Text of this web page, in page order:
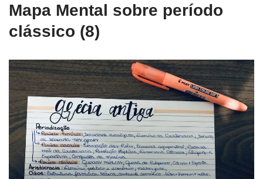
Mapa Mental sobre período
clássico (8)